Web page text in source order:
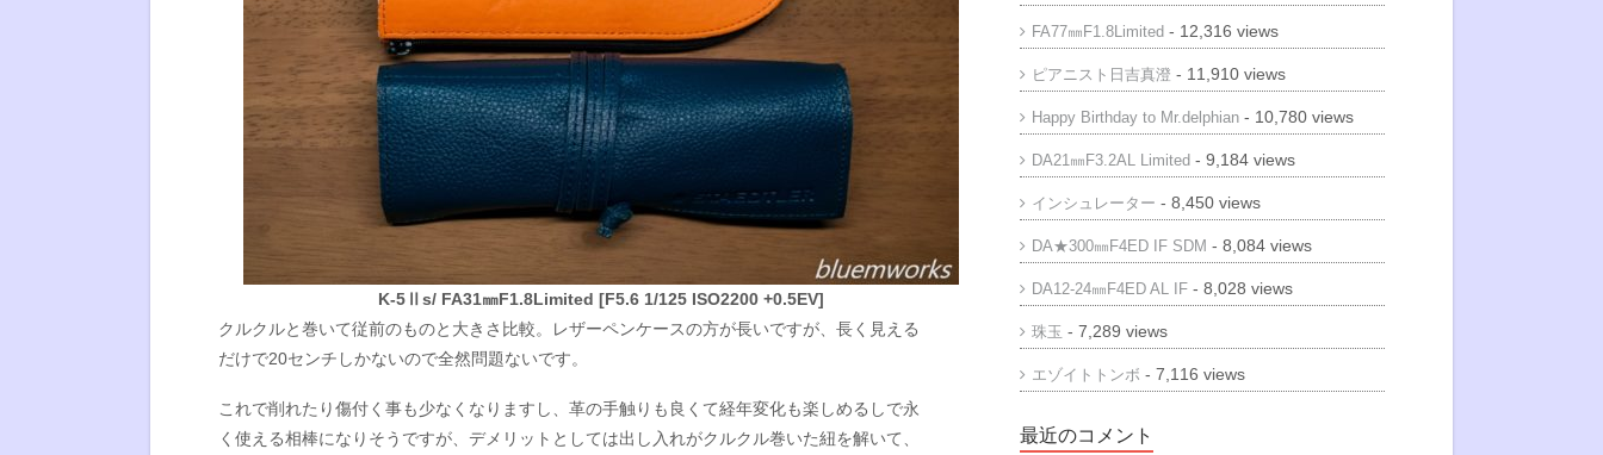
K-5Ⅱs/ FA31㎜F1.8Limited [F5.6 1/125 ISO2200 +0.5EV]
クルクルと巻いて従前のものと大きさ比較。レザーペンケースの方が長いですが、長く見える
だけで20センチしかないので全然問題ないです。
これで削れたり傷付く事も少なくなりますし、革の手触りも良くて経年変化も楽しめるしで永
く使える相棒になりそうですが、デメリットとしては出し入れがクルクル巻いた紐を解いて、
FA77㎜F1.8Limited - 12,316 views
ピアニスト日吉真澄 - 11,910 views
Happy Birthday to Mr.delphian - 10,780 views
DA21㎜F3.2AL Limited - 9,184 views
インシュレーター - 8,450 views
DA★300㎜F4ED IF SDM - 8,084 views
DA12-24㎜F4ED AL IF - 8,028 views
珠玉 - 7,289 views
エゾイトトンボ - 7,116 views
最近のコメント